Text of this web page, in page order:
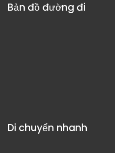
Bản đồ đường đi
Di chuyển nhanh